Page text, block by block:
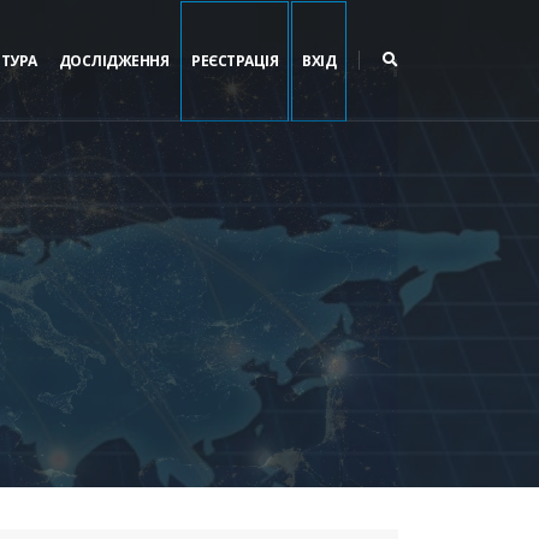
ДОСЛІДЖЕННЯ РЕЄСТРАЦІЯ ВХІД